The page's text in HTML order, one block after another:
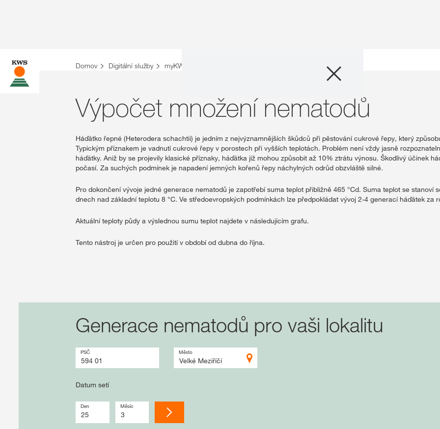
Digitální služby
Domov Digitální služby myKWS
Výpočet množení nematodů
Háďátko řepné (Heterodera schachtii) je jedním z nejvýznamnějších škůdců při pěstování cukrové řepy, který
Typickým příznakem je vadnutí cukrové řepy v porostech při vyšších teplotách. Problém není vždy jasně
háďátky. Aniž by se projevily klasické příznaky, háďátka již mohou způsobit až 10% ztrátu výnosu. Škodlivý účinek
počasí. Za suchých podmínek je napadení jemných kořenů řepy náchylných odrůd obzvláště silné.
Pro dokončení vývoje jedné generace nematodů je zapotřebí suma teplot přibližně 465 °Cd. Suma teplot se stanoví
dnech nad základní teplotu 8 °C. Ve středoevropských podmínkách lze předpokládat vývoj 2-4 generací háďátek za
Aktuální teploty půdy a výslednou sumu teplot najdete v následujícím grafu.
Tento nástroj je určen pro použití v období od dubna do října.
Přesné jménoDatum setí
Generace nematodů pro vaši lokalitu
PSČ Město
Datum setí
Den Měsíc